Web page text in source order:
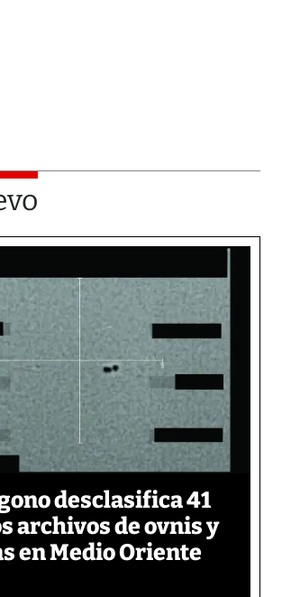
desclasifica 41
archivos de ovnis y
en Medio Oriente